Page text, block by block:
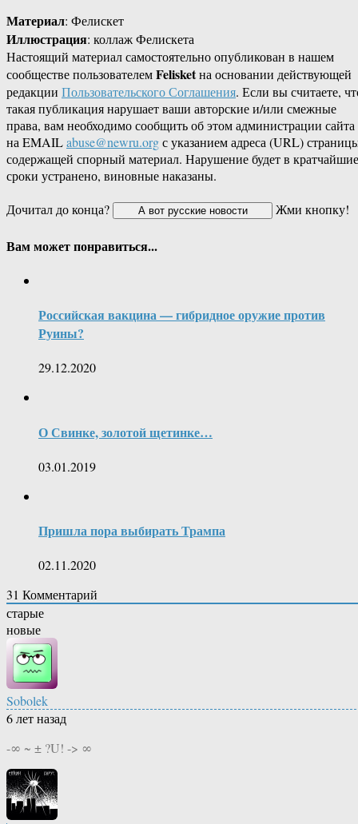
Материал: Фелискет
Иллюстрация: коллаж Фелискета
Настоящий материал самостоятельно опубликован в нашем
сообществе пользователемFelisketна основании действующей
редакции Пользовательского Соглашения. Если вы считаете,
такая публикация нарушает ваши авторские и/или смежные
права, вам необходимо сообщить об этом администрации сайта
на EMAILabuse@newru.orgс указанием адреса (URL)
содержащей спорный материал. Нарушение будет в кратчайшие
сроки устранено, виновные наказаны.
Дочитал до конца?
Жми кнопку!
Вам может понравиться...
Российская вакцина — гибридное оружие против
Руины?
29.12.2020
О Свинке, золотой щетинке…
03.01.2019
Пришла пора выбирать Трампа
02.11.2020
31 Комментарий
старые
новые
Sobolek
6 лет назад
-∞ ~ ± ?U! -> ∞